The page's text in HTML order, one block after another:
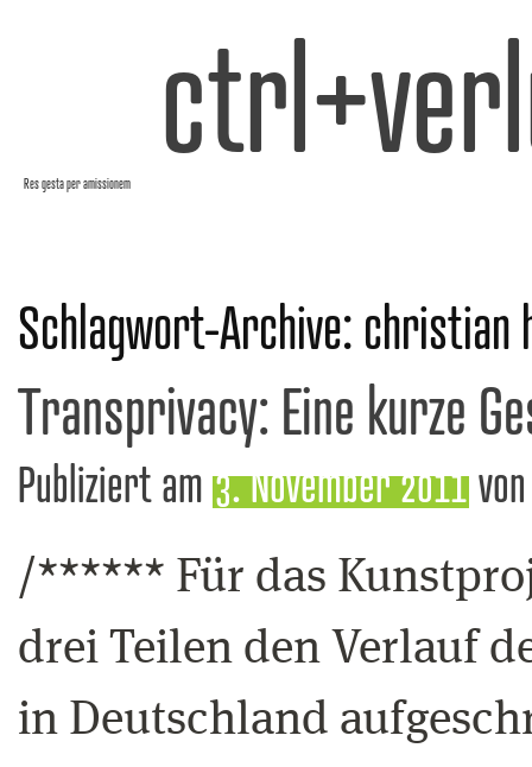
Res gesta per amissionem
Schlagwort-Archive:christian
Transprivacy: Eine kurze
Publiziert am 3. November 2011von
/****** Für das
drei Teilen den Verlauf
in Deutschland